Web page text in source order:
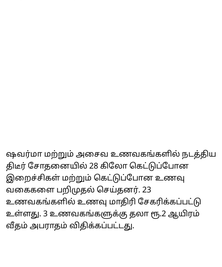
ஷவர்மா மற்றும் அசைவ உணவகங்களில் நடத்திய
திடீர் சோதனையில் 28 கிலோ கெட்டுப்போன
இறைச்சிகள் மற்றும் கெட்டுப்போன உணவு
வகைகளை பறிமுதல் செய்தனர். 23
உணவகங்களில் உணவு மாதிரி சேகரிக்கப்பட்டு
உள்ளது. 3 உணவகங்களுக்கு தலா ரூ.2 ஆயிரம்
வீதம் அபராதம் விதிக்கப்பட்டது.